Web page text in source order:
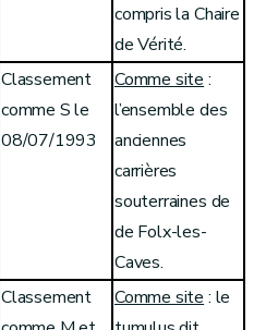
compris la Chaire
de Vérité.
Classement
comme S le
08/07/1993
Comme site :
l’ensemble des
anciennes
carrières
souterraines de
de Folx-les-
Caves.
Classement
Comme site : le